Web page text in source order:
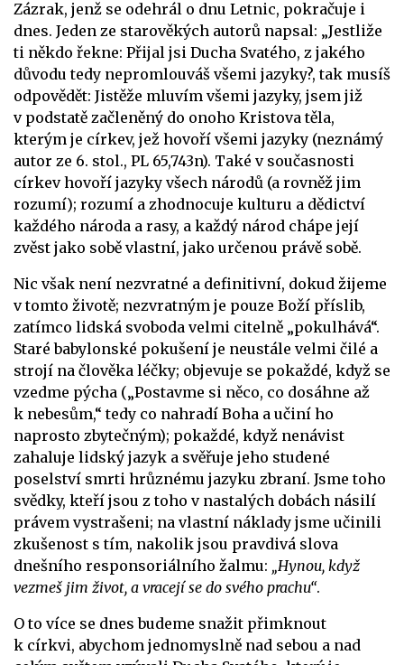
Zázrak, jenž se odehrál o dnu Letnic, pokračuje i
dnes. Jeden ze starověkých autorů napsal: „Jestliže
ti někdo řekne: Přijal jsi Ducha Svatého, z jakého
důvodu tedy nepromlouváš všemi jazyky?, tak musíš
odpovědět: Jistěže mluvím všemi jazyky, jsem již
v podstatě začleněný do onoho Kristova těla,
kterým je církev, jež hovoří všemi jazyky (neznámý
autor ze 6. stol., PL 65,743n). Také v současnosti
církev hovoří jazyky všech národů (a rovněž jim
rozumí); rozumí a zhodnocuje kulturu a dědictví
každého národa a rasy, a každý národ chápe její
zvěst jako sobě vlastní, jako určenou právě sobě.
Nic však není nezvratné a definitivní, dokud žijeme
v tomto životě; nezvratným je pouze Boží příslib,
zatímco lidská svoboda velmi citelně „pokulhává“.
Staré babylonské pokušení je neustále velmi čilé a
strojí na člověka léčky; objevuje se pokaždé, když se
vzedme pýcha („Postavme si něco, co dosáhne až
k nebesům,“ tedy co nahradí Boha a učiní ho
naprosto zbytečným); pokaždé, když nenávist
zahaluje lidský jazyk a svěřuje jeho studené
poselství smrti hrůznému jazyku zbraní. Jsme toho
svědky, kteří jsou z toho v nastalých dobách násilí
právem vystrašeni; na vlastní náklady jsme učinili
zkušenost s tím, nakolik jsou pravdivá slova
dnešního responsoriálního žalmu: „Hynou, když
vezmeš jim život, a vracejí se do svého prachu“.
O to více se dnes budeme snažit přimknout
k církvi, abychom jednomyslně nad sebou a nad